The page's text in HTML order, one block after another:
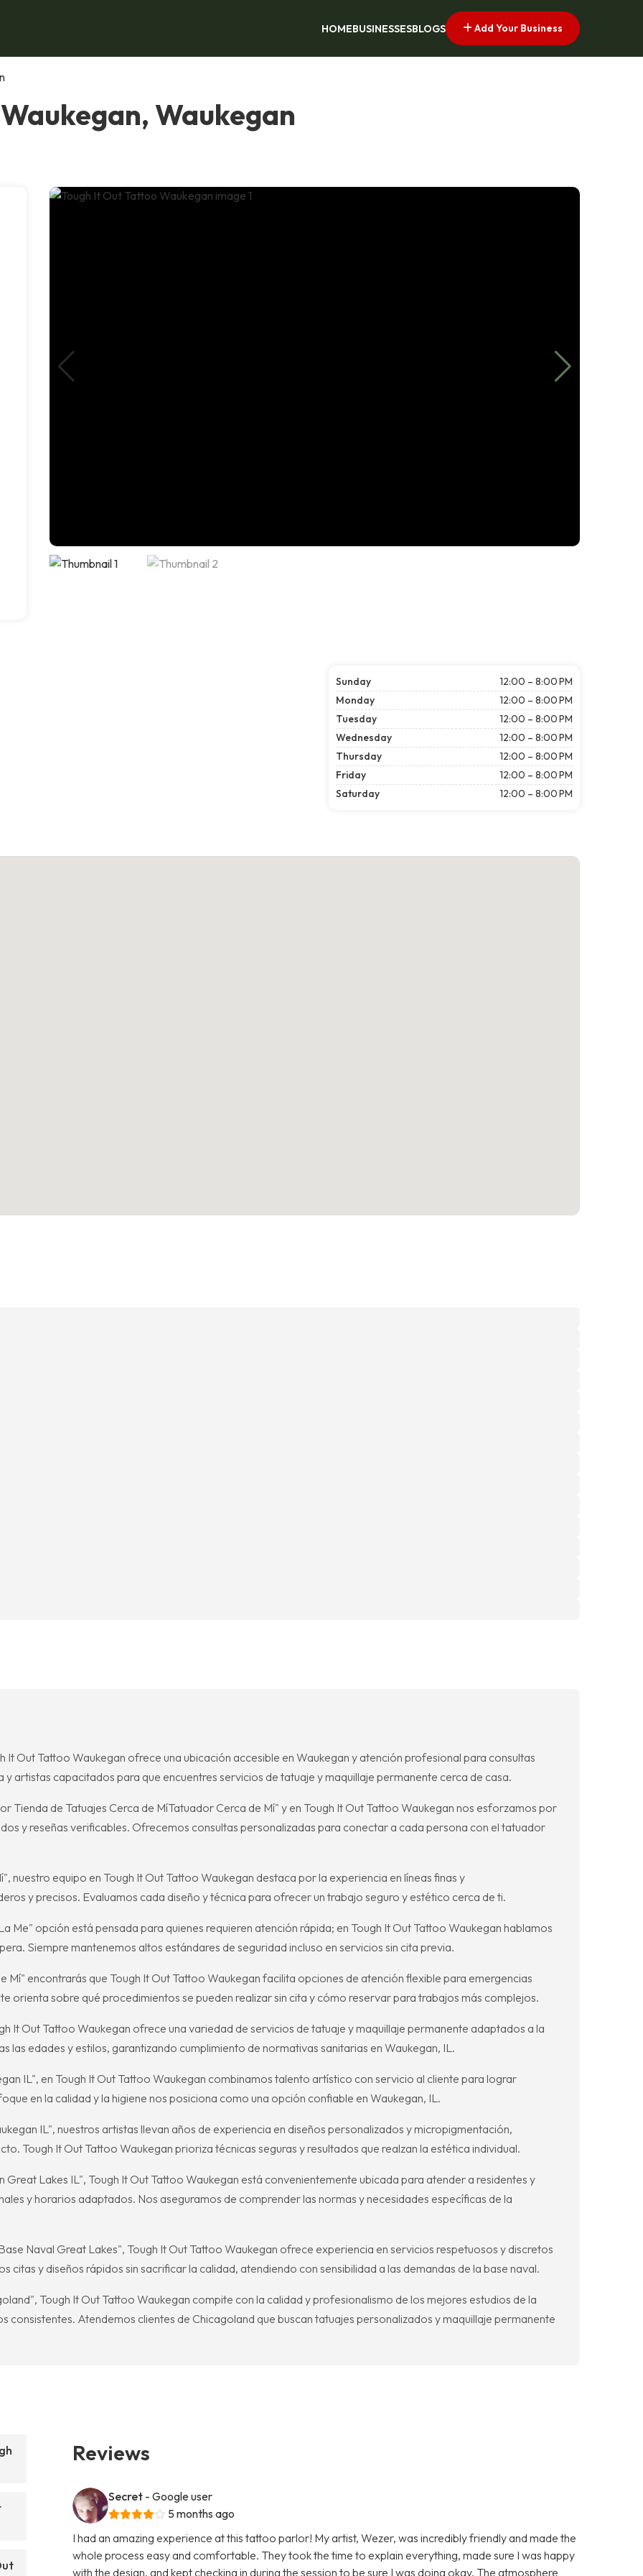
HOMEBUSINESSESBLOGS Add Your Business
Waukegan
Sunday
12:00 – 8:00 PM
Monday
12:00 – 8:00 PM
Tuesday
12:00 – 8:00 PM
Wednesday
12:00 – 8:00 PM
Thursday
12:00 – 8:00 PM
Friday
12:00 – 8:00 PM
Saturday
12:00 – 8:00 PM
It Out Tattoo Waukegan ofrece una ubicación accesible en Waukegan y atención profesional para consultas
artistas capacitados para que encuentres servicios de tatuaje y maquillaje permanente cerca de casa.
Tienda de Tatuajes Cerca de MíTatuador Cerca de Mí" y en Tough It Out Tattoo Waukegan nos esforzamos por
y reseñas verificables. Ofrecemos consultas personalizadas para conectar a cada persona con el tatuador
nuestro equipo en Tough It Out Tattoo Waukegan destaca por la experiencia en líneas finas y
y precisos. Evaluamos cada diseño y técnica para ofrecer un trabajo seguro y estético cerca de ti.
Me" opción está pensada para quienes requieren atención rápida; en Tough It Out Tattoo Waukegan hablamos
Siempre mantenemos altos estándares de seguridad incluso en servicios sin cita previa.
Mí" encontrarás que Tough It Out Tattoo Waukegan facilita opciones de atención flexible para emergencias
orienta sobre qué procedimientos se pueden realizar sin cita y cómo reservar para trabajos más complejos.
It Out Tattoo Waukegan ofrece una variedad de servicios de tatuaje y maquillaje permanente adaptados a la
las edades y estilos, garantizando cumplimiento de normativas sanitarias en Waukegan, IL.
IL", en Tough It Out Tattoo Waukegan combinamos talento artístico con servicio al cliente para lograr
en la calidad y la higiene nos posiciona como una opción confiable en Waukegan, IL.
IL", nuestros artistas llevan años de experiencia en diseños personalizados y micropigmentación,
Tough It Out Tattoo Waukegan prioriza técnicas seguras y resultados que realzan la estética individual.
Great Lakes IL", Tough It Out Tattoo Waukegan está convenientemente ubicada para atender a residentes y
y horarios adaptados. Nos aseguramos de comprender las normas y necesidades específicas de la
Naval Great Lakes", Tough It Out Tattoo Waukegan ofrece experiencia en servicios respetuosos y discretos
citas y diseños rápidos sin sacrificar la calidad, atendiendo con sensibilidad a las demandas de la base naval.
Tough It Out Tattoo Waukegan compite con la calidad y profesionalismo de los mejores estudios de la
consistentes. Atendemos clientes de Chicagoland que buscan tatuajes personalizados y maquillaje permanente
Reviews
Secret - Google user
5 months ago
I had an amazing experience at this tattoo parlor! My artist, Wezer, was incredibly friendly and made the
whole process easy and comfortable. They took the time to explain everything, made sure I was happy
with the design, and kept checking in during the session to be sure I was doing okay. The atmosphere